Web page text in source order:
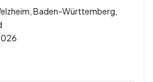
Baden-Württemberg,